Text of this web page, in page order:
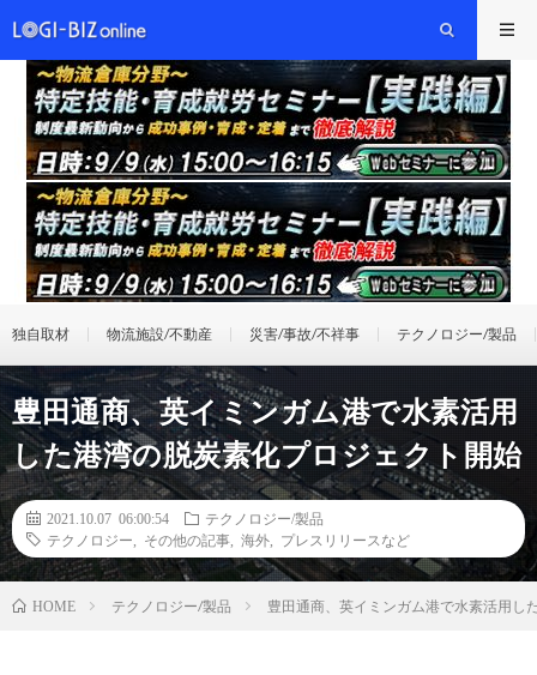
独自取材 物流施設/不動産 災害/事故/不祥事 テクノロジー/製品
豊田通商、英イミンガム港で水素活用
した港湾の脱炭素化プロジェクト開始
2021.10.07 06:00:54
テクノロジー/製品
テクノロジー
その他の記事 海外 プレスリリースなど
HOME テクノロジー/製品 豊田通商、英イミンガム港で水素活用し